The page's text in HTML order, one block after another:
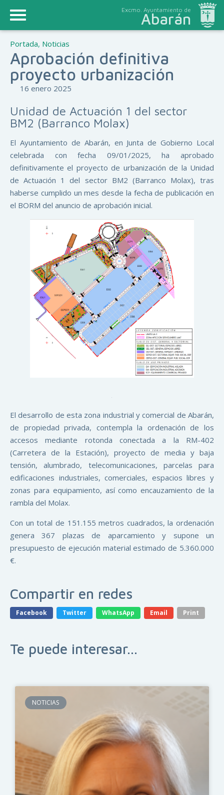
Excmo. Ayuntamiento de
Abarán
Portada, Noticias
Aprobación definitiva
proyecto urbanización
16 enero 2025
Unidad de Actuación 1 del sector
BM2 (Barranco Molax)
El Ayuntamiento de Abarán, en Junta de Gobierno Local
celebrada con fecha 09/01/2025, ha aprobado
definitivamente el proyecto de urbanización de la Unidad
de Actuación 1 del sector BM2 (Barranco Molax), tras
haberse cumplido un mes desde la fecha de publicación en
el BORM del anuncio de aprobación inicial.
El desarrollo de esta zona industrial y comercial de Abarán,
de propiedad privada, contempla la ordenación de los
accesos mediante rotonda conectada a la RM-402
(Carretera de la Estación), proyecto de media y baja
tensión, alumbrado, telecomunicaciones, parcelas para
edificaciones industriales, comerciales, espacios libres y
zonas para equipamiento, así como encauzamiento de la
rambla del Molax.
Con un total de 151.155 metros cuadrados, la ordenación
genera 367 plazas de aparcamiento y supone un
presupuesto de ejecución material estimado de 5.360.000
€.
Compartir en redes
Facebook Twitter WhatsApp Email Print
Te puede interesar...
NOTICIAS